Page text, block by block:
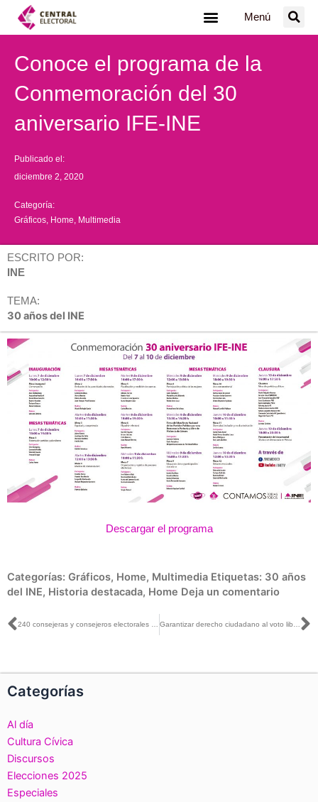
Menú
Conoce el programa de la
Conmemoración del 30
aniversario IFE-INE
Publicado el:
diciembre 2, 2020
Categoría:
Gráficos Home Multimedia
ESCRITO POR:
INE
TEMA:
30 años del INE
Descargar el programa
Categorías: Gráficos, Home, Multimedia Etiquetas: 30 años
del INE, Historia destacada, Home Deja un comentario
Ant
Categorías
Al día
Cultura Cívica
Discursos
Elecciones 2025
Especiales